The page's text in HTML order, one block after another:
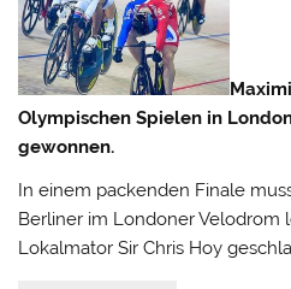
Olympischen Spielen in
gewonnen.
In einem packenden Finale
Berliner im Londoner Velodrom
Lokalmator Sir Chris Hoy